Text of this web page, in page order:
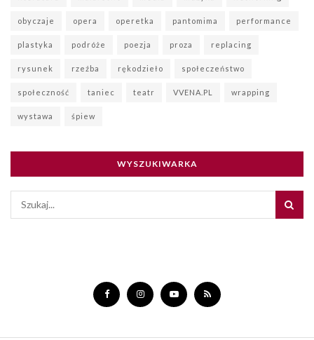
obyczaje opera operetka pantomima performance
plastyka podróże poezja proza replacing
rysunek rzeźba rękodzieło społeczeństwo
społeczność taniec teatr VVENA.PL wrapping
wystawa śpiew
WYSZUKIWARKA